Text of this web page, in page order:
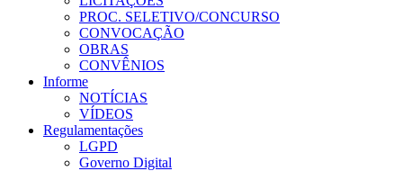
PROC. SELETIVO/CONCURSO
CONVOCAÇÃO
OBRAS
CONVÊNIOS
Informe
NOTÍCIAS
VÍDEOS
Regulamentações
LGPD
Governo Digital